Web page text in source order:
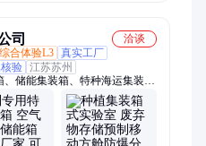
司
洽谈
综合体验L3 真实工厂
验 江苏苏州
储能集装箱、特种海运集装
、污水处理集装箱、数据中心
集装箱、定做集装箱、模块化
装箱、预制舱、高端住人房箱